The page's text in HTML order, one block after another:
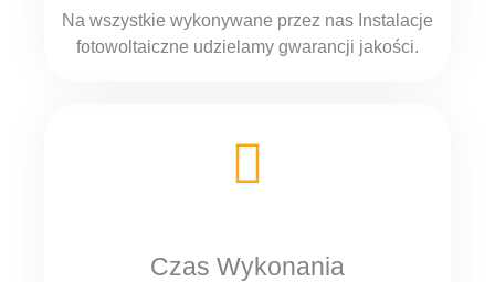
Na wszystkie wykonywane przez nas Instalacje
fotowoltaiczne udzielamy gwarancji jakości.
Czas Wykonania